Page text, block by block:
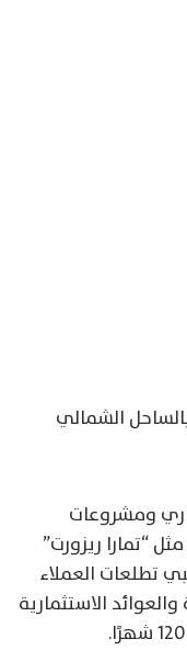
الشمالي
ومشروعات
“تمارا ريزورت”
تطلعات العملاء
الاستثمارية